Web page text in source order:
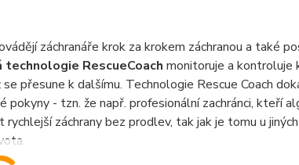
záchranáře krok za krokem záchranou a také
RescueCoach monitoruje a kontroluje
přesune k dalšímu. Technologie Rescue Coach
- tzn. že např. profesionální zachránci, kteří
rychlejší záchrany bez prodlev, tak jak je tomu u